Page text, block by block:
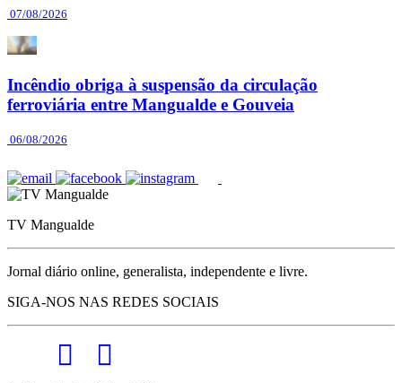
07/08/2026
Incêndio obriga à suspensão da circulação
ferroviária entre Mangualde e Gouveia
06/08/2026
TV Mangualde
Jornal diário online, generalista, independente e livre.
SIGA-NOS NAS REDES SOCIAIS